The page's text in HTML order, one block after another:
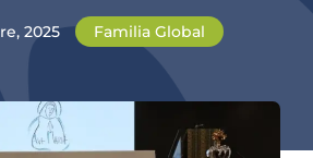
2025 Familia Global